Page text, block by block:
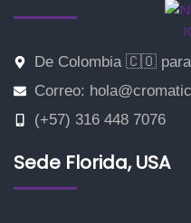
De Colombia 🇨🇴 para
Correo:
(+57) 316 448 7076
Sede Florida, USA